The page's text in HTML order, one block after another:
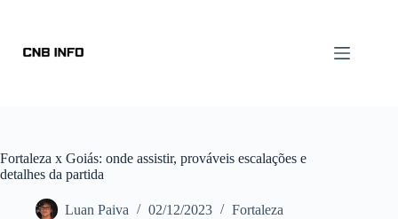
Fortaleza x Goiás: onde assistir, prováveis escalações e
detalhes da partida
Luan Paiva 02/12/2023 Fortaleza